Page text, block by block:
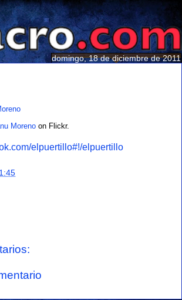
domingo, 18 de diciembre de 2011
Moreno on Flickr.
elpuertillo#!/elpuertillo